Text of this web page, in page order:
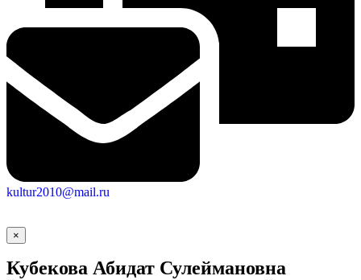
kultur2010@mail.ru
×
Кубекова Абидат Сулеймановна